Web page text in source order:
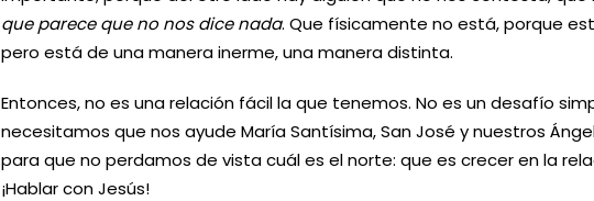
que parece que no nos dice nada. Que físicamente no está, porque
pero está de una manera inerme, una manera distinta.
Entonces, no es una relación fácil la que tenemos. No es un desafío
necesitamos que nos ayude María Santísima, San José y nuestros
para que no perdamos de vista cuál es el norte: que es crecer en la
¡Hablar con Jesús!